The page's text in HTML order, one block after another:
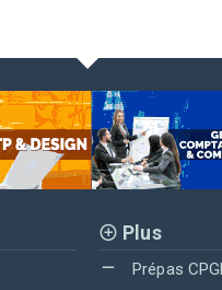
Plus
Prépas